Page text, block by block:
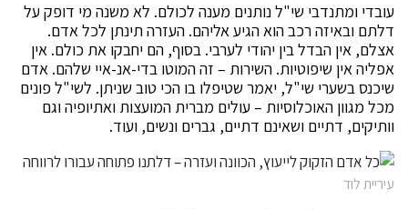
עובדי ומתנדבי שי"ל נותנים מענה לכולם. לא משנה מי דופק על
דלתם ובאיזה רכב הוא הגיע אליהם. העזרה תינתן לכל אדם.
אצלם, אין הבדל בין יהודי לערבי. בסוף, הם יחבקו את כולם. אין
אפליה אין שיפוטיות. השירות – זה המוטו בדי-אנ-איי שלהם. אדם
שיכנס בשערי שי"ל, יאמר שטיפלו בו הכי טוב שניתן. לשי"ל פונים
מכל מגוון האוכלוסיות – עולים מברית המועצות ואתיופיה וגם
וותיקים, דתיים ושאינם דתיים, גברים ונשים, ועוד.
עיריית לוד